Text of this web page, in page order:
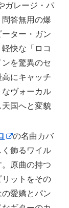
ガレージ・パ
答無用の爆
ター・ガン
快な「ロコ
を驚異のセ
にキャッチ
ヴォーカル
国へと変貌
の名曲カバ
飾るワイル
原曲の持つ
ットをその
愛嬌とパン